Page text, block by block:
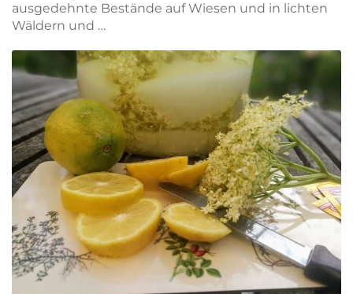
ausgedehnte Bestände auf Wiesen und in lichten
Wäldern und …